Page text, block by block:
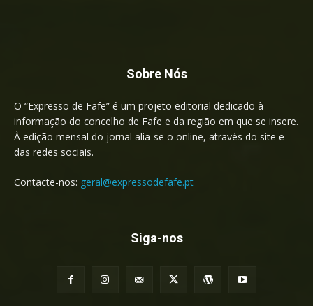
Sobre Nós
O “Expresso de Fafe” é um projeto editorial dedicado à
informação do concelho de Fafe e da região em que se insere.
À edição mensal do jornal alia-se o online, através do site e
das redes sociais.
Contacte-nos: geral@expressodefafe.pt
Siga-nos